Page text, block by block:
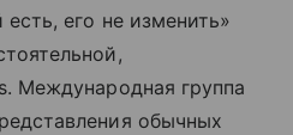
его не изменить»
Международная группа
обычных